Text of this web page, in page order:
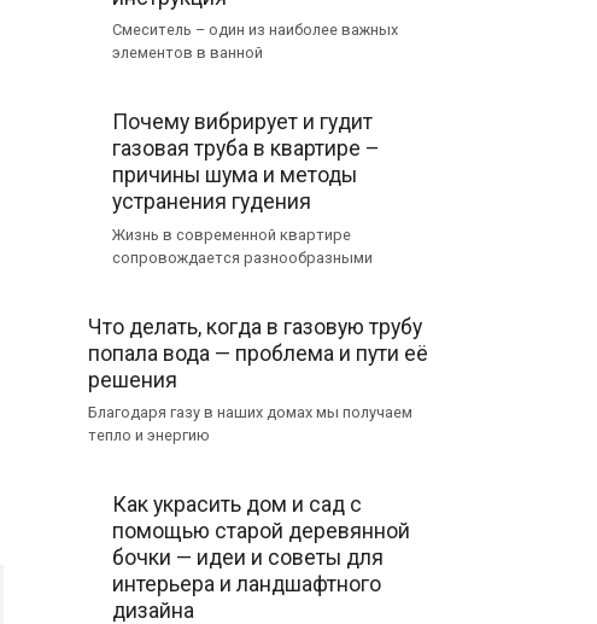
Смеситель – один из наиболее важных
элементов в ванной
Почему вибрирует и гудит
газовая труба в квартире –
причины шума и методы
устранения гудения
Жизнь в современной квартире
сопровождается разнообразными
Что делать, когда в газовую трубу
попала вода — проблема и пути её
решения
Благодаря газу в наших домах мы получаем
тепло и энергию
Как украсить дом и сад с
помощью старой деревянной
бочки — идеи и советы для
интерьера и ландшафтного
дизайна